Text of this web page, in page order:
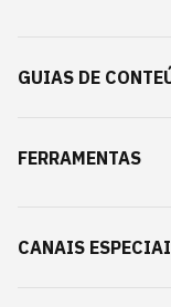
GUIAS DE
FERRAMENTAS
CANAIS